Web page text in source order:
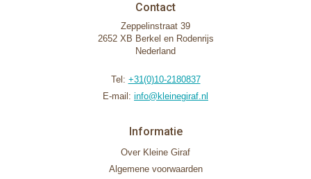
Contact
Zeppelinstraat 39
2652 XB Berkel en Rodenrijs
Nederland
Tel: +31(0)10-2180837
E-mail: info@kleinegiraf.nl
Informatie
Over Kleine Giraf
Algemene voorwaarden